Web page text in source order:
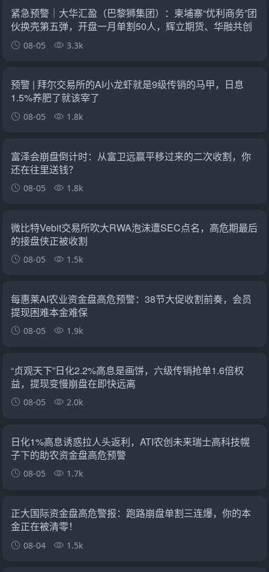
紧急预警｜大华汇盈（巴黎狮集团）：柬埔寨“优利商务”团
伙换壳第五弹，开盘一月单割50人，辉立期货、华融共创
怎么崩的它就怎么崩
08-05 3.3k
预警 | 拜尔交易所的AI小龙虾就是9级传销的马甲，日息
1.5%养肥了就该宰了
08-05 1.8k
富泽会崩盘倒计时：从富卫远赢平移过来的二次收割，你
还在往里送钱？
08-05 1.8k
微比特Vebit交易所吹大RWA泡沫遭SEC点名，高危期最后
的接盘侠正被收割
08-05 1.5k
每惠莱AI农业资金盘高危预警：38节大促收割前奏，会员
提现困难本金难保
08-05 1.9k
“贞观天下”日化2.2%高息是画饼，六级传销抢单1.6倍权
益，提现变慢崩盘在即快远离
08-05 2.0k
日化1%高息诱惑拉人头返利，ATI农创未来瑞士高科技幌
子下的助农资金盘高危预警
08-05 1.7k
正大国际资金盘高危警报：跑路崩盘单割三连爆，你的本
金正在被清零！
08-04 1.5k